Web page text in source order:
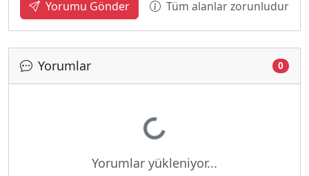
Yorumu Gönder Tüm alanlar zorunludur
Yorumlar 0
Yükleniyor...
Yorumlar yükleniyor...